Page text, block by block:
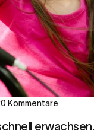
0 Kommentare
erwachsen.